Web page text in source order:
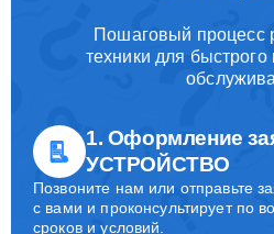
Пошаговый процесс
техники для быстрого
1. Оформление
УСТРОЙСТВО
Позвоните нам или отправьте
с вами и проконсультирует по
сроков и условий.